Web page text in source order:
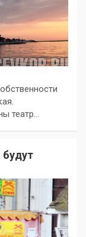
театр…
будут